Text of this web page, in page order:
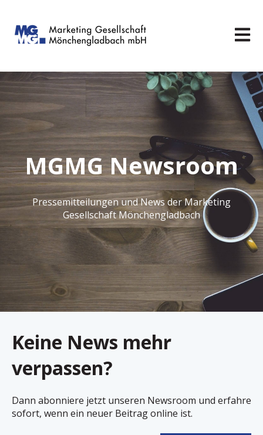
MGMG Newsroom
Pressemitteilungen und News der Marketing
Gesellschaft Mönchengladbach
Keine News mehr
verpassen?
Dann abonniere jetzt unseren Newsroom und erfahre
sofort, wenn ein neuer Beitrag online ist.